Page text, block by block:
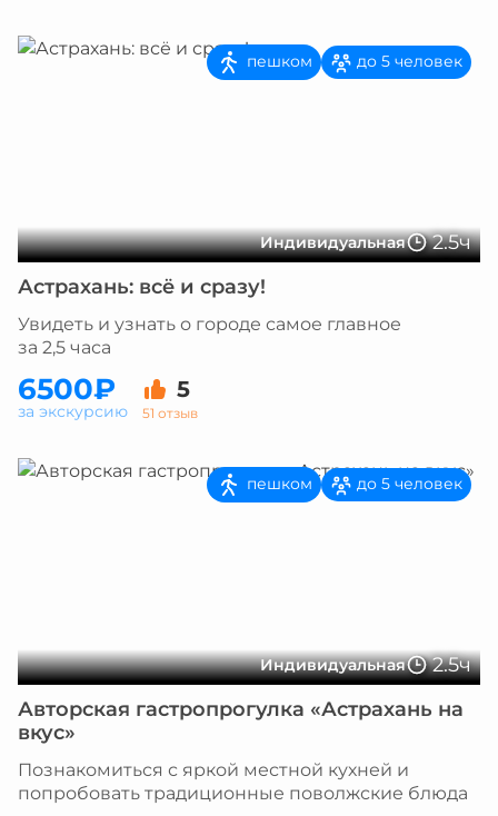
Индивидуальная 2.5ч
пешком до 5 человек
Астрахань: всё и сразу!
Увидеть и узнать о городе самое главное
за 2,5 часа
6500₽ 5
51 отзыв
за экскурсию
Индивидуальная 2.5ч
пешком до 5 человек
Авторская гастропрогулка «Астрахань на
вкус»
Познакомиться с яркой местной кухней и
попробовать традиционные поволжские блюда